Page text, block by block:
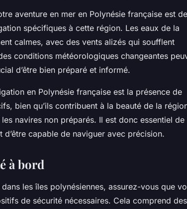
aventure en mer en Polynésie française est de
spécifiques à cette région. Les eaux de la
calmes, avec des vents alizés qui soufflent
conditions météorologiques changeantes
d’être bien préparé et informé.
en Polynésie française est la présence de
bien qu’ils contribuent à la beauté de la
navires non préparés. Il est donc essentiel de
capable de naviguer avec précision.
à bord
les îles polynésiennes, assurez-vous que
de sécurité nécessaires. Cela comprend